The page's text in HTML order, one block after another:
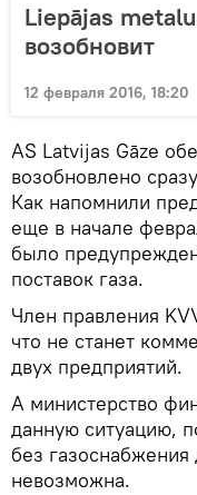
Liepājas
возобновит
12 февраля 2016, 18:20
AS Latvijas Gāze
возобновлено
Как напомнили
еще в начале
было
поставок газа.
Член правления
что не станет
двух предприятий.
А министерство
данную ситуацию,
без газоснабжения
невозможна.